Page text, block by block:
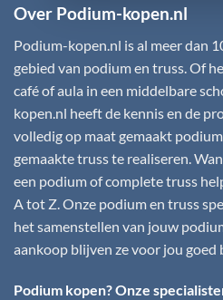
Over Podium-kopen.nl
Podium-kopen.nl is al meer dan
gebied van podium en truss. Of
café of aula in een middelbare
kopen.nl heeft de kennis en de
volledig op maat gemaakt
gemaakte truss te realiseren.
een podium of complete truss
A tot Z. Onze podium en truss
het samenstellen van jouw
aankoop blijven ze voor jou goed
Podium kopen? Onze